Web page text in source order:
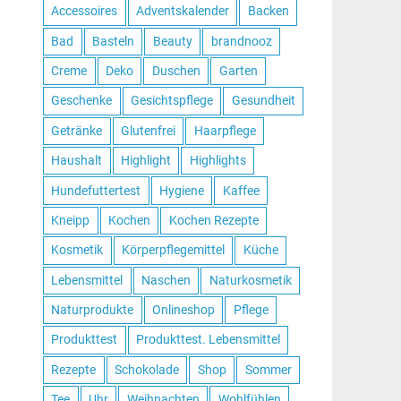
Accessoires Adventskalender Backen
Bad Basteln Beauty brandnooz
Creme Deko Duschen Garten
Geschenke Gesichtspflege Gesundheit
Getränke Glutenfrei Haarpflege
Haushalt Highlight Highlights
Hundefuttertest Hygiene Kaffee
Kneipp Kochen Kochen Rezepte
Kosmetik Körperpflegemittel Küche
Lebensmittel Naschen Naturkosmetik
Naturprodukte Onlineshop Pflege
Produkttest Produkttest. Lebensmittel
Rezepte Schokolade Shop Sommer